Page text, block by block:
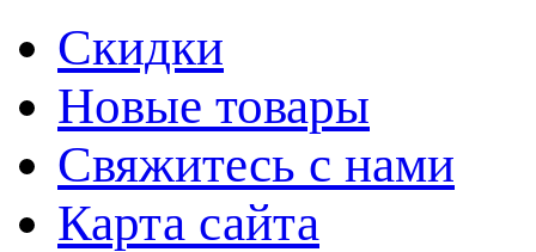
Скидки
Новые товары
Свяжитесь с нами
Карта сайта